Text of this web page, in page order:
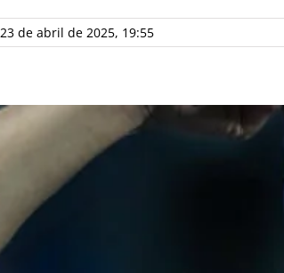
23 de abril de 2025, 19:55